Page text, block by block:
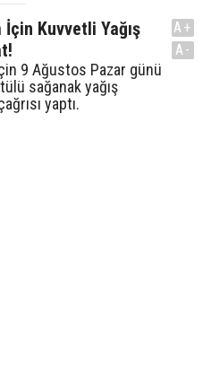
Kuvvetli Yağış
9 Ağustos Pazar günü
sağanak yağış
yaptı.
A+
A-